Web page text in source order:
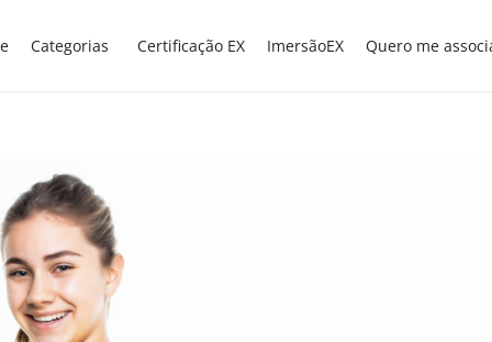
Categorias Certificação EX ImersãoEX Quero me